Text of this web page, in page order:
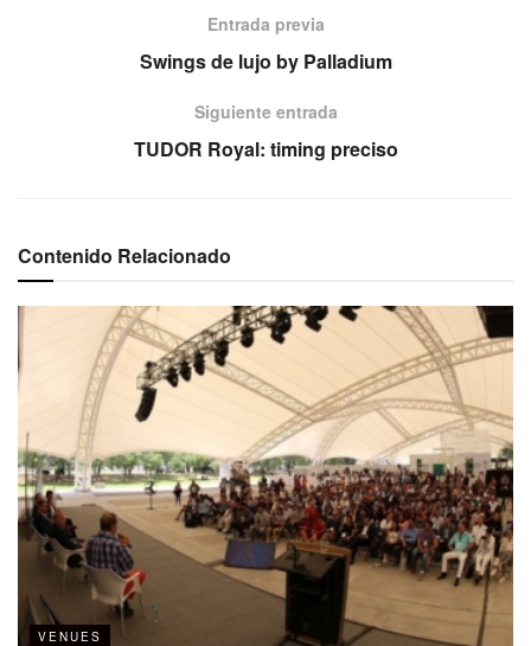
Entrada previa
Swings de lujo by Palladium
Siguiente entrada
TUDOR Royal: timing preciso
Contenido Relacionado
VENUES